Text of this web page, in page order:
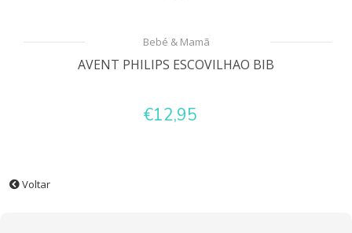
Bebé & Mamã
AVENT PHILIPS ESCOVILHAO BIB
€12,95
Voltar